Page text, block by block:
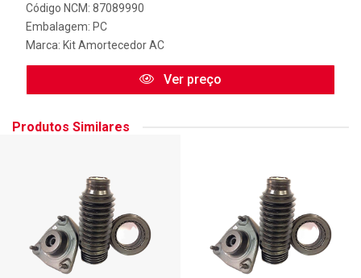
Código NCM: 87089990
Embalagem: PC
Marca: Kit Amortecedor AC
Ver preço
Produtos Similares